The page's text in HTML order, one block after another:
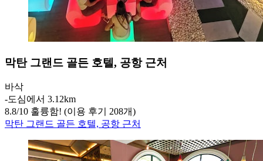
막탄 그랜드 골든 호텔, 공항 근처
바삭
‐도심에서 3.12km
8.8/10 훌륭함! (이용 후기 208개)
막탄 그랜드 골든 호텔, 공항 근처